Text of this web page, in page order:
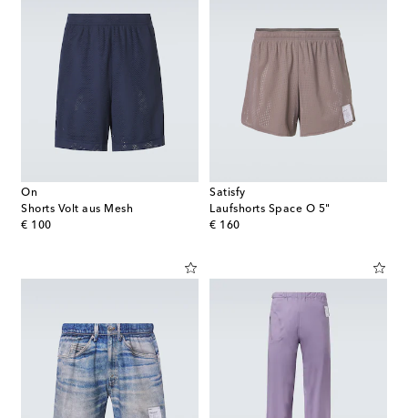
On
Shorts Volt aus Mesh
€ 100
original price
Satisfy
Laufshorts Space O 5"
€ 160
original price